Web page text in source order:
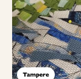
Tampere